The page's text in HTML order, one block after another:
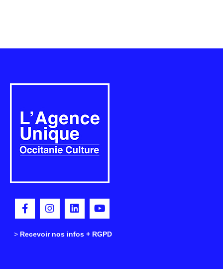
> Recevoir nos infos + RGPD